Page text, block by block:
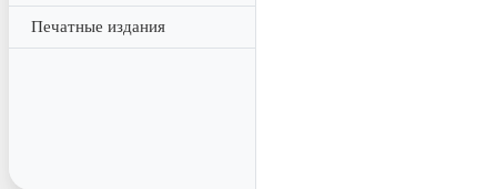
Печатные издания